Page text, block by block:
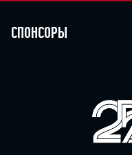
Спонсоры